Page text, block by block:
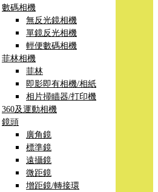
數碼相機
無反光鏡相機
單鏡反光相機
輕便數碼相機
菲林相機
菲林
即影即有相機/相紙
相片掃瞄器/打印機
360及運動相機
鏡頭
廣角鏡
標準鏡
遠攝鏡
微距鏡
增距鏡/轉接環